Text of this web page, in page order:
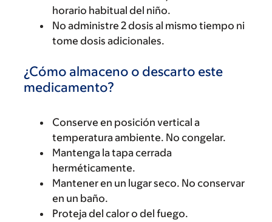
horario habitual del niño.
No administre 2 dosis al mismo tiempo ni
tome dosis adicionales.
¿Cómo almaceno o descarto este
medicamento?
Conserve en posición vertical a
temperatura ambiente. No congelar.
Mantenga la tapa cerrada
herméticamente.
Mantener en un lugar seco. No conservar
en un baño.
Proteja del calor o del fuego.